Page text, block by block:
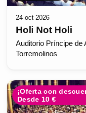
24 oct 2026
Holi Not Holi
Auditorio Príncipe de
Torremolinos
¡Oferta con
Desde 10 €